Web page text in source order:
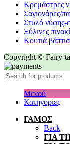
Κρεμάστρες
Σαγιονάρες/
Στυλό νύφης-
Ξύλινες
Κουτιά
Copyright © Fairy-
Μενού
Κατηγορίες
ΓΑΜΟΣ
Back
ΓΙΑ